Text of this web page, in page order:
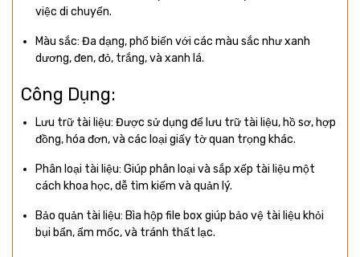
việc di chuyển.
Màu sắc: Đa dạng, phổ biến với các màu sắc như xanh
dương, đen, đỏ, trắng, và xanh lá.
Công Dụng:
Lưu trữ tài liệu: Được sử dụng để lưu trữ tài liệu, hồ sơ, hợp
đồng, hóa đơn, và các loại giấy tờ quan trọng khác.
Phân loại tài liệu: Giúp phân loại và sắp xếp tài liệu một
cách khoa học, dễ tìm kiếm và quản lý.
Bảo quản tài liệu: Bìa hộp file box giúp bảo vệ tài liệu khỏi
bụi bẩn, ẩm mốc, và tránh thất lạc.